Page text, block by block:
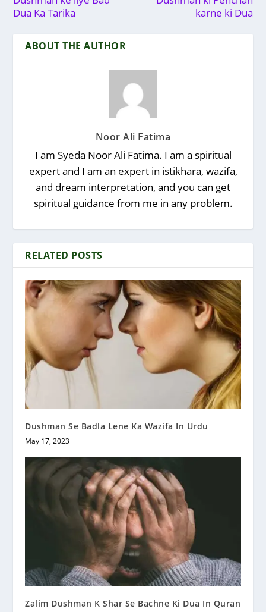
Dua Ka Tarika
karne ki Dua
ABOUT THE AUTHOR
Noor Ali Fatima
I am Syeda Noor Ali Fatima. I am a spiritual
expert and I am an expert in istikhara, wazifa,
and dream interpretation, and you can get
spiritual guidance from me in any problem.
RELATED POSTS
Dushman Se Badla Lene Ka Wazifa In Urdu
May 17, 2023
Zalim Dushman K Shar Se Bachne Ki Dua In Quran